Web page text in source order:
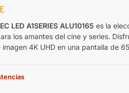
LED A1SERIES ALU10165 es la
los amantes del cine y series.
4K UHD en una pantalla de